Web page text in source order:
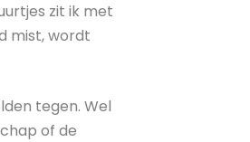
zit ik met
mist, wordt
tegen. Wel
of de